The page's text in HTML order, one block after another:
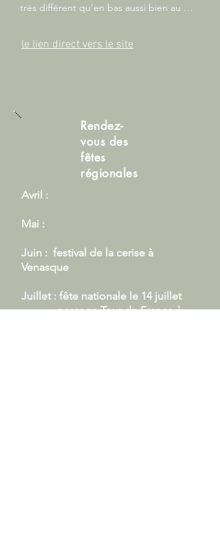
très différent qu'en bas aussi bien au
consulter ce site avant de gripper et
le lien direct vers le site
Rendez-
vous des
fêtes
régionales
Avril :
Mai :
Juin : festival de la cerise à
Venasque
Juillet : fête nationale le 14 juillet
passage Tour de France à